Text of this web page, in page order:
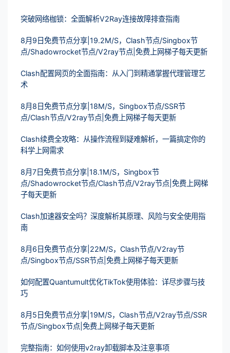
突破网络枷锁：全面解析V2Ray连接故障排查指南
8月9日免费节点分享|19.2M/S，Clash节点/Singbox节
点/Shadowrocket节点/V2ray节点|免费上网梯子每天更新
Clash配置网页的全面指南：从入门到精通掌握代理管理艺
术
8月8日免费节点分享|18M/S，Singbox节点/SSR节
点/Clash节点/V2ray节点|免费上网梯子每天更新
Clash续费全攻略：从操作流程到疑难解析，一篇搞定你的
科学上网需求
8月7日免费节点分享|18.1M/S，Singbox节
点/Shadowrocket节点/Clash节点/V2ray节点|免费上网梯
子每天更新
Clash加速器安全吗？深度解析其原理、风险与安全使用指
南
8月6日免费节点分享|22M/S，Clash节点/V2ray节
点/Singbox节点/SSR节点|免费上网梯子每天更新
如何配置Quantumult优化TikTok使用体验：详尽步骤与技
巧
8月5日免费节点分享|19M/S，Clash节点/V2ray节点/SSR
节点/Singbox节点|免费上网梯子每天更新
完整指南：如何使用v2ray卸载脚本及注意事项